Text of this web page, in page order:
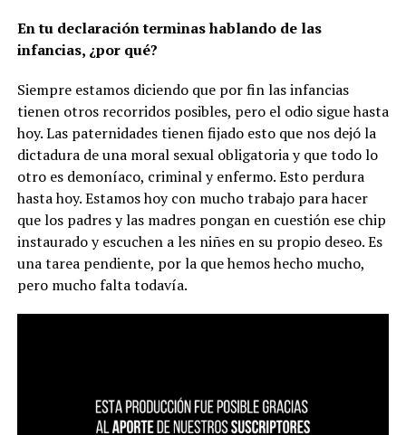
En tu declaración terminas hablando de las
infancias, ¿por qué?
Siempre estamos diciendo que por fin las infancias
tienen otros recorridos posibles, pero el odio sigue hasta
hoy. Las paternidades tienen fijado esto que nos dejó la
dictadura de una moral sexual obligatoria y que todo lo
otro es demoníaco, criminal y enfermo. Esto perdura
hasta hoy. Estamos hoy con mucho trabajo para hacer
que los padres y las madres pongan en cuestión ese chip
instaurado y escuchen a les niñes en su propio deseo. Es
una tarea pendiente, por la que hemos hecho mucho,
pero mucho falta todavía.